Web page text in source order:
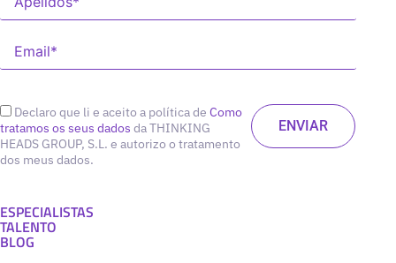
Declaro que li e aceito a política de Como
tratamos os seus dados da THINKING
HEADS GROUP, S.L. e autorizo o tratamento
dos meus dados.
ESPECIALISTAS
TALENTO
BLOG